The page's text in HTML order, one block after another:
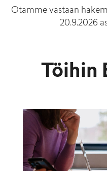
Otamme vastaan
20.9.2026
Töihin